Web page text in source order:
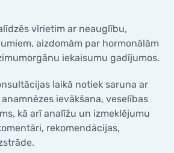
vīrietim ar neauglību,
aizdomām par hormonālām
iekaisumu gadījumos.
laikā notiek saruna ar
ievākšana, veselības
kā arī analīžu un izmeklējumu
rekomendācijas,